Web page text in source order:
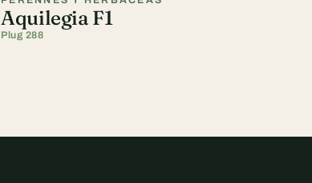
Aquilegia F1
Plug 288